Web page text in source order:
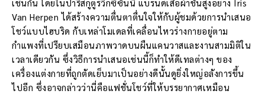
เช่นกัน โดยในปารีสกูตูร์วีกซีซั่นนี้ แบรนด์เสื้อผ้าชั้นสูงอย่าง Iris
Van Herpen ได้สร้างความตื่นตาตื่นใจให้กับผู้ชมด้วยการนำเสนอ
โชว์แบบไฮบริด กับเหล่าโมเดลที่เคลื่อนไหวร่างกายอยู่ตาม
กำแพงที่เปรียบเสมือนภาพวาดบนผืนแคนวาสและงานสามมิติใน
เวลาเดียวกัน ซึ่งวิธีการนำเสนอเช่นนี้ก็ทำให้ดีเทลต่างๆ ของ
เครื่องแต่งกายที่ถูกตัดเย็บมาเป็นอย่างดีนั้นดูยิ่งใหญ่อลังการขึ้น
ไปอีก ซึ่งอาจกล่าวว่านี่คือแฟชั่นโชว์ที่ให้บรรยากาศเหมือน